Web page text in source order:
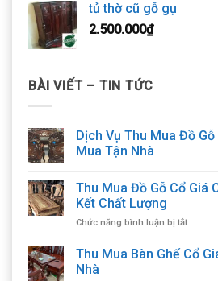
tủ thờ cũ gỗ gụ
2.500.000₫
BÀI VIẾT – TIN TỨC
Dịch Vụ Thu Mua Đồ
Mua Tận Nhà
Thu Mua Đồ Gỗ Cổ Giá
Kết Chất Lượng
Chức năng bình luận bị tắtở
Mua
Đồ
Thu Mua Bàn Ghế Cổ
Nhà